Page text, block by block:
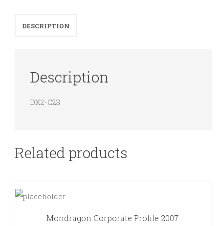
DESCRIPTION
Description
DX2-C23.
Related products
Mondragon Corporate Profile 2007.